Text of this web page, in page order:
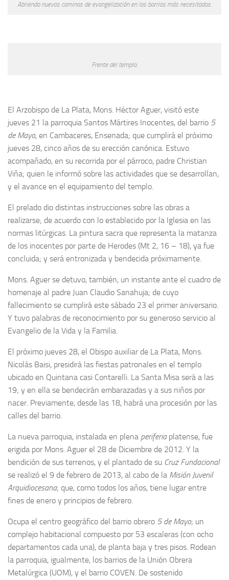
Abriendo nuevos caminos de evangelización en los barrios más necesitados.
Frente del templo.
El Arzobispo de La Plata, Mons. Héctor Aguer, visitó este
jueves 21 la parroquia Santos Mártires Inocentes, del barrio 5
de Mayo, en Cambaceres, Ensenada; que cumplirá el próximo
jueves 28, cinco años de su erección canónica. Estuvo
acompañado, en su recorrida por el párroco, padre Christian
Viña; quien le informó sobre las actividades que se desarrollan,
y el avance en el equipamiento del templo.
El prelado dio distintas instrucciones sobre las obras a
realizarse; de acuerdo con lo establecido por la Iglesia en las
normas litúrgicas. La pintura sacra que representa la matanza
de los inocentes por parte de Herodes (Mt 2, 16 – 18), ya fue
concluida; y será entronizada y bendecida próximamente.
Mons. Aguer se detuvo, también, un instante ante el cuadro de
homenaje al padre Juan Claudio Sanahuja; de cuyo
fallecimiento se cumplirá este sábado 23 el primer aniversario.
Y tuvo palabras de reconocimiento por su generoso servicio al
Evangelio de la Vida y la Familia.
El próximo jueves 28, el Obispo auxiliar de La Plata, Mons.
Nicolás Baisi, presidirá las fiestas patronales en el templo
ubicado en Quintana casi Contarelli. La Santa Misa será a las
19; y en ella se bendecirán embarazadas y a sus niños por
nacer. Previamente, desde las 18, habrá una procesión por las
calles del barrio.
La nueva parroquia, instalada en plena periferia platense, fue
erigida por Mons. Aguer el 28 de Diciembre de 2012. Y la
bendición de sus terrenos, y el plantado de su Cruz Fundacional
se realizó el 9 de febrero de 2013, al cabo de la Misión Juvenil
Arquidiocesana; que, como todos los años, tiene lugar entre
fines de enero y principios de febrero.
Ocupa el centro geográfico del barrio obrero 5 de Mayo; un
complejo habitacional compuesto por 53 escaleras (con ocho
departamentos cada una), de planta baja y tres pisos. Rodean
la parroquia, igualmente, los barrios de la Unión Obrera
Metalúrgica (UOM), y el barrio COVEN. De sostenido